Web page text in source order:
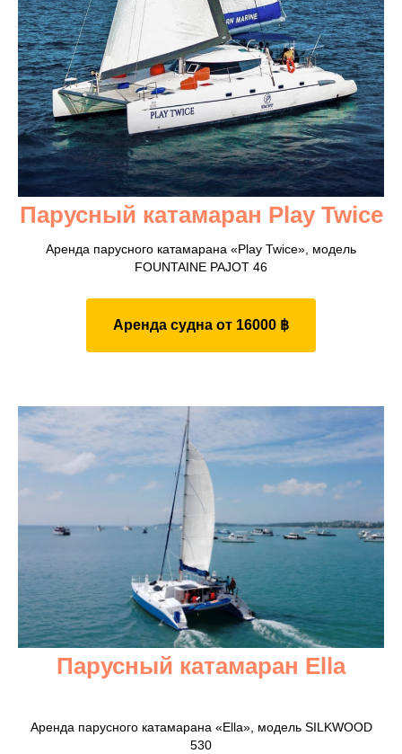
Парусный катамаран Play Twice
Аренда парусного катамарана «Play Twice», модель
FOUNTAINE PAJOT 46
Аренда судна от 16000 ฿
Парусный катамаран Ella
Аренда парусного катамарана «Ella», модель SILKWOOD
530